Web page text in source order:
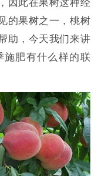
因此在果树这种经
的果树之一，桃树
助，今天我们来讲
施肥有什么样的联